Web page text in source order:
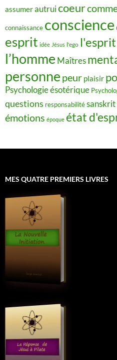
assumerautruicoeur
connaissance conscience
esprit idée Jésus l'ego l'esprit
l’homme Maîtres
personne peur plaisir
Psychologie ésotérique
questions responsabilitésanskrit
émotions époque état
MES QUATRE PREMIERS LIVRES